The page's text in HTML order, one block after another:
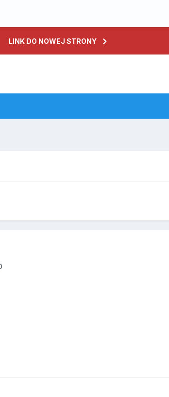
LINK DO NOWEJ STRONY